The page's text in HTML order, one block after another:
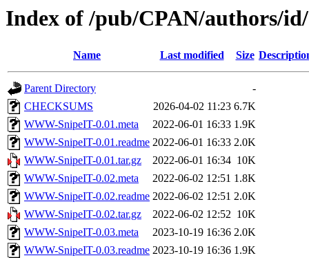
Index of /pub/CPAN/authors/
Name Last modified Size
Parent Directory
-
CHECKSUMS
2026-04-02 11:23 6.7K
WWW-SnipeIT-0.01.meta
2022-06-01 16:33 1.9K
WWW-SnipeIT-0.01.readme 2022-06-01 16:33 2.0K
WWW-SnipeIT-0.01.tar.gz
2022-06-01 16:34 10K
WWW-SnipeIT-0.02.meta
2022-06-02 12:51 1.8K
WWW-SnipeIT-0.02.readme 2022-06-02 12:51 2.0K
WWW-SnipeIT-0.02.tar.gz
2022-06-02 12:52 10K
WWW-SnipeIT-0.03.meta
2023-10-19 16:36 2.0K
WWW-SnipeIT-0.03.readme 2023-10-19 16:36 1.9K